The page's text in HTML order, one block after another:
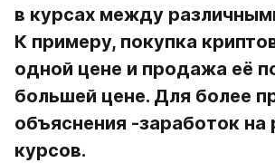
в курсах между
К примеру, покупка
одной цене и продажа её
большей цене. Для более
объяснения -заработок на
курсов.